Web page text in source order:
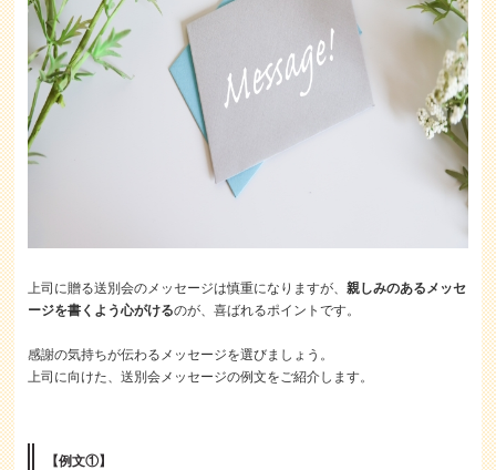
上司に贈る送別会のメッセージは慎重になりますが、親しみのあるメッセ
ージを書くよう心がけるのが、喜ばれるポイントです。
感謝の気持ちが伝わるメッセージを選びましょう。
上司に向けた、送別会メッセージの例文をご紹介します。
【例文①】